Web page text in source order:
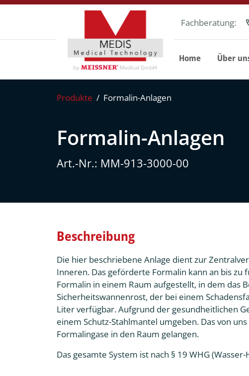
Weiter zum Inhalt
Fachberatung:
Home Über
Produkte Formalin-Anlagen
Formalin-Anlagen
Art.-Nr.: MM-913-3000-00
Beschreibung
Die hier beschriebene Anlage dient zur
Inneren. Das geförderte Formalin kann an bis zu
Formalin in einem Raum aufgestellt, in dem das
Sicherheitswannenrost, der bei einem
Liter verfügbar. Aufgrund der gesundheitlichen
einem Schutz-Stahlmantel umgeben. Das von
Formalingase in den Raum gelangen.
Das gesamte System ist nach § 19 WHG